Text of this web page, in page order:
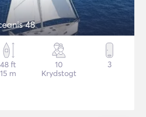
48
48 ft
15 m
10
Krydstogt
3